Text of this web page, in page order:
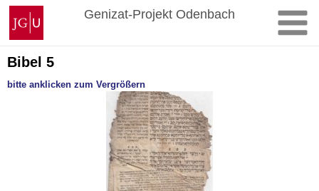
Zum
Inhalt
springen
Johannes
Gutenberg-
Universität
Mainz
Genizat-Projekt Odenbach
Bibel 5
bitte anklicken zum Vergrößern